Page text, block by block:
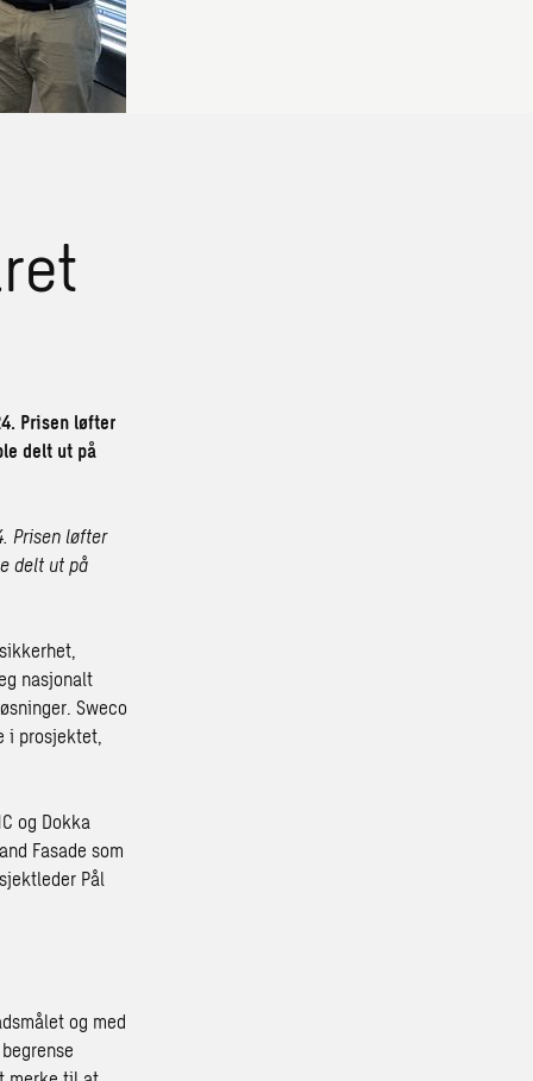
Prisen løfter
delt ut på
Prisen løfter
delt ut på
nasjonalt
Sweco
i prosjektet,
og Dokka
Fasade som
Pål
og med